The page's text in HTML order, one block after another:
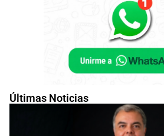
Últimas Noticias